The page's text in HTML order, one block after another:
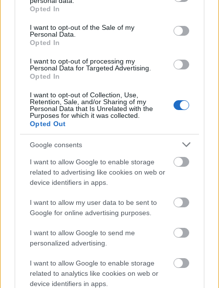
grant or deny consent to Google and its third-party tags to
use your data for below specified purposes in below Google
consent section.
Opted In
I want to opt-out of the Sale of my
Personal Data.
Opted In
I want to opt-out of processing my
Personal Data for Targeted Advertising.
Opted In
I want to opt-out of Collection, Use,
Retention, Sale, and/or Sharing of my
Personal Data that Is Unrelated with the
Purposes for which it was collected.
Opted Out
Google consents
I want to allow Google to enable storage
related to advertising like cookies on web or
device identifiers in apps.
I want to allow my user data to be sent to
Google for online advertising purposes.
I want to allow Google to send me
personalized advertising.
I want to allow Google to enable storage
related to analytics like cookies on web or
device identifiers in apps.
Carbonari•2021. február 04.
A KULT Könyvek sorozatban újabb gyöngyszem
jelent a 21. Század Kiadó gondozásában, Stacey
Halls Familiárisok című regénye. A nagyszerű ...
Ilyen az igazi élet?
Könyvajánló - Adeline Dieudonné: Az igazi élet
Arthur Arthurus • 2021. február 03.